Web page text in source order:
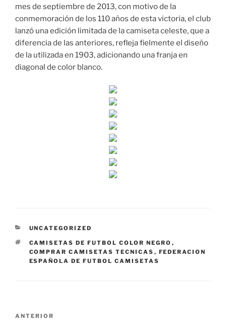
mes de septiembre de 2013, con motivo de la
conmemoración de los 110 años de esta victoria, el club
lanzó una edición limitada de la camiseta celeste, que a
diferencia de las anteriores, refleja fielmente el diseño
de la utilizada en 1903, adicionando una franja en
diagonal de color blanco.
CATEGORÍAS
UNCATEGORIZED
ETIQUETAS
CAMISETAS DE FUTBOL COLOR NEGRO ,
COMPRAR CAMISETAS TECNICAS , FEDERACION
ESPAÑOLA DE FUTBOL CAMISETAS
Navegación
Entrada
ANTERIOR